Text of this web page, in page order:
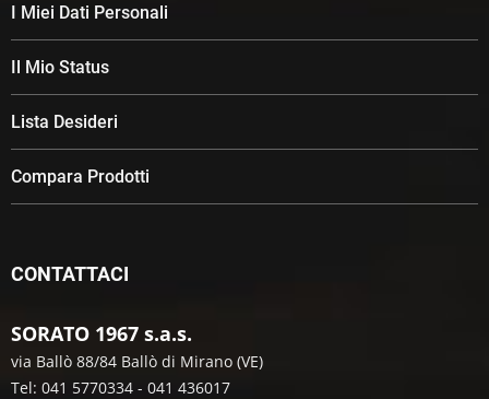
I Miei Dati Personali
Il Mio Status
Lista Desideri
Compara Prodotti
CONTATTACI
SORATO 1967 s.a.s.
via Ballò 88/84 Ballò di Mirano (VE)
Tel: 041 5770334 - 041 436017